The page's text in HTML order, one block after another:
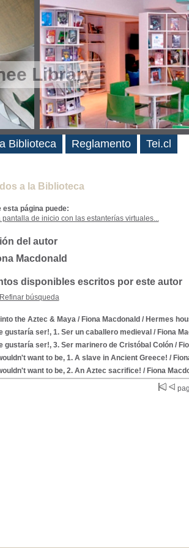
Library
a la Biblioteca
esta página puede:
pantalla de inicio con las estanterías virtuales...
del autor
Macdonald
disponibles escritos por este autor
Refinar búsqueda
the Aztec & Maya/ Fiona Macdonald / Hermes
gustaría ser!, 1. Ser un caballero medieval / Fiona
gustaría ser!, 3. Ser marinero de Cristóbal Colón/
want to be, 1. A slave in Ancient Greece! /
want to be, 2. An Aztec sacrifice! / Fiona
Biblioteca Reglamento Tei.cl